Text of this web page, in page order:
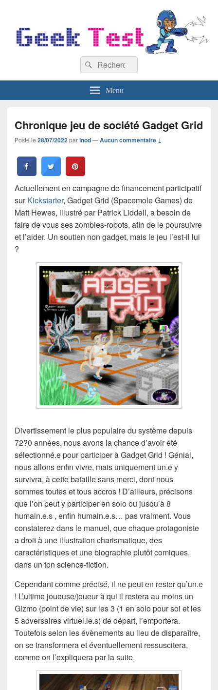
Recherche :
Rechercher
Menu
Chronique jeu de société Gadget Grid
Posté le 28/07/2022parInod—Aucun commentaire ↓
Actuellement en campagne de financement participatif
surKickstarter, Gadget Grid (Spacemole Games) de
Matt Hewes, illustré par Patrick Liddell, a besoin de
faire de vous ses zombies-robots, afin de le poursuivre
et l’aider. Un soutien non gadget, mais le jeu l’est-il lui
?
Divertissement le plus populaire du système depuis
72?0 années, nous avons la chance d’avoir été
sélectionné.e pour participer à Gadget Grid ! Génial,
nous allons enfin vivre, mais uniquement un.e y
survivra, à cette bataille sans merci, dont nous
sommes toutes et tous accros ! D’ailleurs, précisons
que l’on peut y participer en solo ou jusqu’à 8
humain.e.s , enfin humain.e.s… pas vraiment. Vous
constaterez dans le manuel, que chaque protagoniste
a droit à une illustration charismatique, des
caractéristiques et une biographie plutôt comiques,
dans un ton science-fiction.
Cependant comme précisé, il ne peut en rester qu’un.e
! L’ultime joueuse/joueur à qui il restera au moins un
Gizmo (point de vie) sur les 3 (1 en solo pour soi et les
5 adversaires virtuel.le.s) de départ, l’emportera.
Toutefois selon les évènements au lieu de disparaître,
on se transformera et éventuellement ressuscitera,
comme on l’expliquera par la suite.